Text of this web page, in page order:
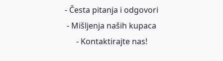
- Česta pitanja i odgovori
- Mišljenja naših kupaca
- Kontaktirajte nas!